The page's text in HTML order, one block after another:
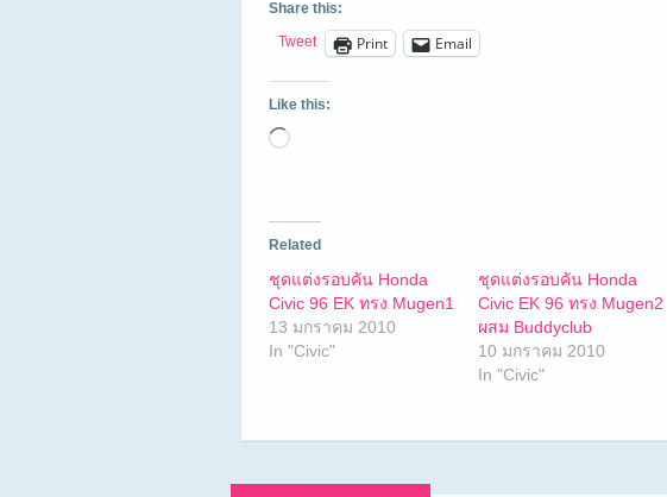
Share this:
Tweet
Print Email
Like this:
Loading…
Related
ชุดแต่งรอบคัน Honda
Civic 96 EK ทรง Mugen1
13 มกราคม 2010
In "Civic"
ชุดแต่งรอบคัน Honda
Civic EK 96 ทรง Mugen2
ผสม Buddyclub
10 มกราคม 2010
In "Civic"